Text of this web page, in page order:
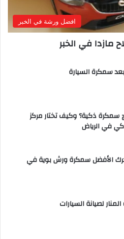
افضل ورشة في الخبر
مازدا في الخبر
بعد سمكرة السيارة
سمكرة ذكية؟ وكيف تختار مركز
في الرياض
الأفضل سمكرة ورش بوية في
لصيانة السيارات